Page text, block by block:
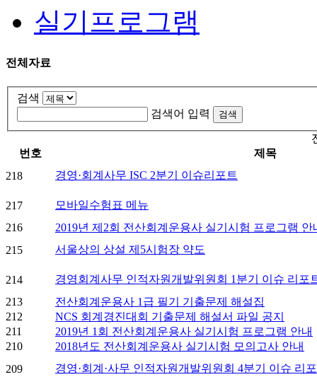
실기프로그램
전체자료
검색
검색어 입력
번호
제목
218
경영·회계사무 ISC 2분기 이슈리포트
217
모바일수험표 메뉴
216
2019년 제2회 전산회계운용사 실기시험 프로그램 안
215
서울상의 상설 제5시험장 약도
214
경영회계사무 인적자원개발위원회 1분기 이슈 리포
213
전산회계운용사 1급 필기 기출문제 해설집
212
NCS 회계경진대회 기출문제 해설서 파일 공지
211
2019년 1회 전산회계운용사 실기시험 프로그램 안내
210
2018년도 전산회계운용사 실기시험 모의고사 안내
209
경영·회계·사무 인적자원개발위원회 4분기 이슈 리